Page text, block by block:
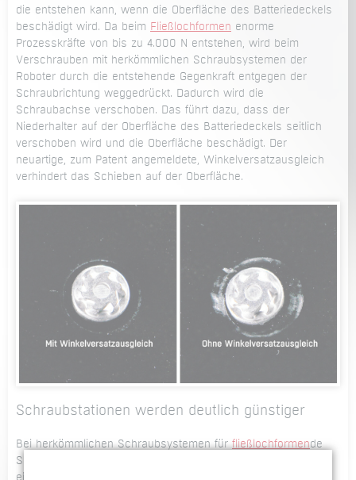
die entstehen kann, wenn die Oberfläche des Batteriedeckels
beschädigt wird. Da beim Fließlochformen enorme
Prozesskräfte von bis zu 4.000 N entstehen, wird beim
Verschrauben mit herkömmlichen Schraubsystemen der
Roboter durch die entstehende Gegenkraft entgegen der
Schraubrichtung weggedrückt. Dadurch wird die
Schraubachse verschoben. Das führt dazu, dass der
Niederhalter auf der Oberfläche des Batteriedeckels seitlich
verschoben wird und die Oberfläche beschädigt. Der
neuartige, zum Patent angemeldete, Winkelversatzausgleich
verhindert das Schieben auf der Oberfläche.
Schraubstationen werden deutlich günstiger
Bei herkömmlichen Schraubsystemen fürfließlochformende
Schrauben werden Roboter mit einer Traglast ab 360 kg
eingesetzt, um das Auslenken des Roboters so gering wie